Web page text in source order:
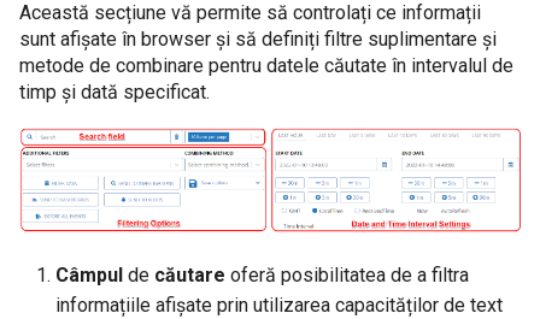
g
Cum se gestioneaza datele
CYBERQUEST
Cum se gestionează acreditările
Cum se implementează manual agentul
pentru colecțiile bazate pe Windows
Cum se restaurează datele din arhiva
Această secțiune vă permite să controlați ce informații
sunt afișate în browser și să definiți filtre suplimentare și
metode de combinare pentru datele căutate în intervalul de
timp și dată specificat.
Câmpul de căutare oferă posibilitatea de a filtra
informațiile afișate prin utilizarea capacităților de text